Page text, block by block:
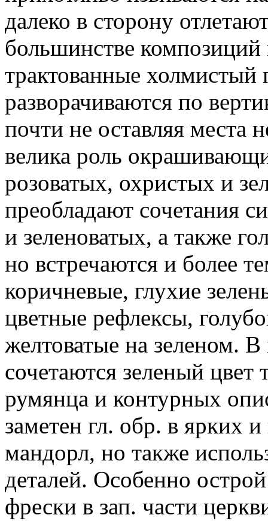
далеко в сторону
большинстве
трактованные холмистый
разворачиваются по
почти не оставляя места
велика роль
розоватых, охристых и
преобладают сочетания
и зеленоватых, а также
но встречаются и более
коричневые, глухие
цветные рефлексы,
желтоватые на зеленом.
сочетаются зеленый
румянца и контурных
заметен гл. обр. в ярких
мандорл, но также
деталей. Особенно
фрески в зап. части